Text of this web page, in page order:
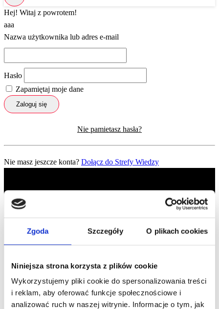
Zgoda Szczegóły O plikach cookies
Niniejsza strona korzysta z plików cookie
Wykorzystujemy pliki cookie do spersonalizowania treści
i reklam, aby oferować funkcje społecznościowe i
analizować ruch w naszej witrynie. Informacje o tym, jak
Hej! Witaj z powrotem!
aaa
Nazwa użytkownika lub adres e-mail
Hasło
Zapamiętaj moje dane
Zaloguj się
Nie pamietasz hasła?
Nie masz jeszcze konta? Dołącz do Strefy Wiedzy
Szpilka
Profil tiktok Czerwona Szpilka
Profil youtube Czerwona
Szpilka